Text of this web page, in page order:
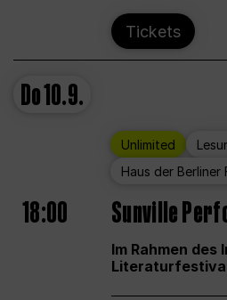
Tickets
Do10.9.
Unlimited
Haus der Berliner
18:00 Sunville
Im Rahmen